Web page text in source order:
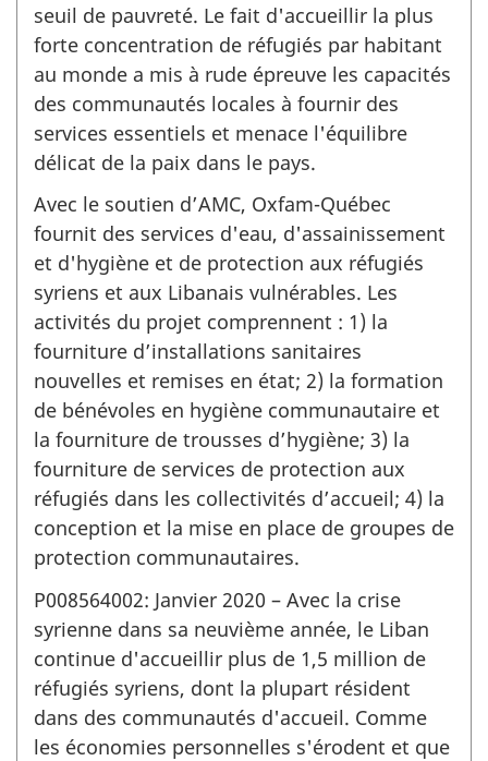
seuil de pauvreté. Le fait d'accueillir la plus
forte concentration de réfugiés par habitant
au monde a mis à rude épreuve les capacités
des communautés locales à fournir des
services essentiels et menace l'équilibre
délicat de la paix dans le pays.
Avec le soutien d’AMC, Oxfam-Québec
fournit des services d'eau, d'assainissement
et d'hygiène et de protection aux réfugiés
syriens et aux Libanais vulnérables. Les
activités du projet comprennent : 1) la
fourniture d’installations sanitaires
nouvelles et remises en état; 2) la formation
de bénévoles en hygiène communautaire et
la fourniture de trousses d’hygiène; 3) la
fourniture de services de protection aux
réfugiés dans les collectivités d’accueil; 4) la
conception et la mise en place de groupes de
protection communautaires.
P008564002: Janvier 2020 – Avec la crise
syrienne dans sa neuvième année, le Liban
continue d'accueillir plus de 1,5 million de
réfugiés syriens, dont la plupart résident
dans des communautés d'accueil. Comme
les économies personnelles s'érodent et que